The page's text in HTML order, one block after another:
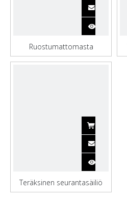
Ruostumattomasta
teräksestä valmistettu suuri
Teräksinen seurantasäiliö
nestemäisen typen